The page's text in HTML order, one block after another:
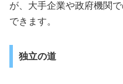
が、大手企業や政府機関
できます。
独立の道